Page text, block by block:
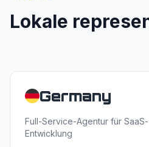
Lokale
Germany
Full-Service-Agentur für
Entwicklung